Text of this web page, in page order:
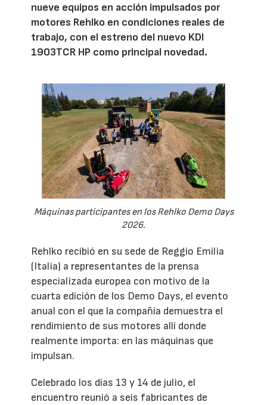
nueve equipos en acción impulsados por
motores Rehlko en condiciones reales de
trabajo, con el estreno del nuevo KDI
1903TCR HP como principal novedad.
Máquinas participantes en los Rehlko Demo Days
2026.
Rehlko recibió en su sede de Reggio Emilia
(Italia) a representantes de la prensa
especializada europea con motivo de la
cuarta edición de los Demo Days, el evento
anual con el que la compañía demuestra el
rendimiento de sus motores allí donde
realmente importa: en las máquinas que
impulsan.
Celebrado los días 13 y 14 de julio, el
encuentro reunió a seis fabricantes de